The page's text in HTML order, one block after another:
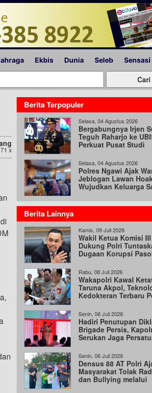
Ekbis Dunia Seleb Sensasi
x
Berita Terpopuler
Selasa, 04 Agustus 2026
Bergabungnya Irjen
Teguh Raharjo ke
Perkuat Pusat Studi
Selasa, 04 Agustus 2026
Polres Ngawi Ajak
Jeblogan Lawan
Wujudkan Keluarga
Berita Lainnya
Kamis, 09 Juli 2026
Wakil Ketua Komisi III
Dukung Polri
Dugaan Korupsi
Rabu, 08 Juli 2026
Wakapolri Kawal
Taruna Akpol,
Kedokteran Terbaru
Senin, 06 Juli 2026
Hadiri Penutupan
Brigade Persis,
Serukan Jaga
Senin, 06 Juli 2026
Densus 88 AT Polri
Masyarakat Tolak
dan Bullying melalui